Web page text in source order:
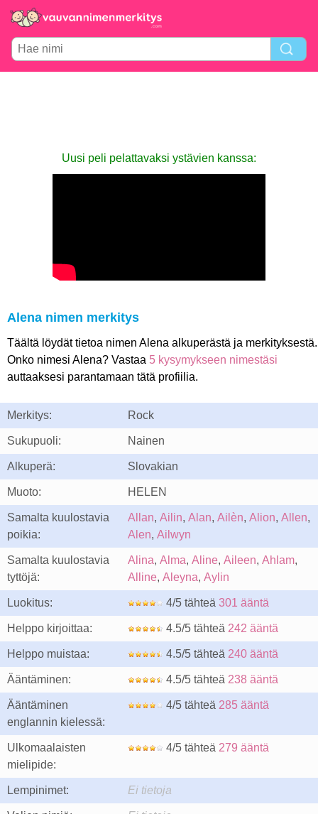
Uusi peli pelattavaksi ystävien kanssa:
Alena nimen merkitys
Täältä löydät tietoa nimen Alena alkuperästä ja merkityksestä.
Onko nimesi Alena? Vastaa 5 kysymykseen nimestäsi
auttaaksesi parantamaan tätä profiilia.
Merkitys: Rock
Sukupuoli: Nainen
Alkuperä: Slovakian
Muoto: HELEN
Samalta kuulostavia
poikia:
Allan, Ailin, Alan, Ailèn, Alion, Allen,
Alen, Ailwyn
Samalta kuulostavia
tyttöjä:
Alina, Alma, Aline, Aileen, Ahlam,
Alline, Aleyna, Aylin
Luokitus: 4/5 tähteä 301 ääntä
Helppo kirjoittaa: 4.5/5 tähteä 242 ääntä
Helppo muistaa: 4.5/5 tähteä 240 ääntä
Ääntäminen: 4.5/5 tähteä 238 ääntä
Ääntäminen
englannin kielessä:
4/5 tähteä 285 ääntä
Ulkomaalaisten
mielipide:
4/5 tähteä 279 ääntä
Lempinimet: Ei tietoja